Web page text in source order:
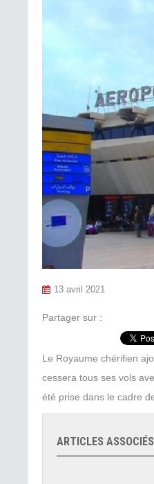
13 avril 2021
Partager sur :
Le Royaume chérifien
cessera tous ses vols
été prise dans le cadre
ARTICLES ASSOCIÉS